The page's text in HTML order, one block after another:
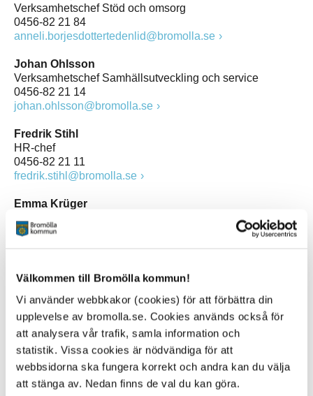
Välkommen till Bromölla kommun!
Vi använder webbkakor (cookies) för att förbättra din
upplevelse av bromolla.se. Cookies används också för
att analysera vår trafik, samla information och
statistik. Vissa cookies är nödvändiga för att
webbsidorna ska fungera korrekt och andra kan du välja
att stänga av. Nedan finns de val du kan göra.
Verksamhetschef Stöd och omsorg
0456-82 21 84
anneli.borjesdottertedenlid@bromolla.se
Johan Ohlsson
Verksamhetschef Samhällsutveckling och service
0456-82 21 14
johan.ohlsson@bromolla.se
Fredrik Stihl
HR-chef
0456-82 21 11
fredrik.stihl@bromolla.se
Emma Krüger
0456-82 20 92
Johan Hejman
0456-82 22 47
johan.hejman@bromolla.se
Cecile Lustig
Utveckningschef
0456-82 26 25
cecile.lustig@bromolla.se